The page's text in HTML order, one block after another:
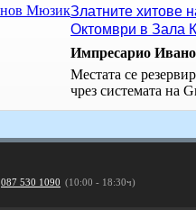
Златните хитове
Октомври в Зала
Импресарио
Местата се
чрез системата на
087 530 1090 (10:00 - 18:30ч)